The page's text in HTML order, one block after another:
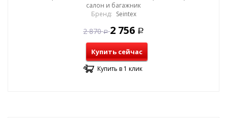
салон и багажник
Бренд: Seintex
2 870 Р 2 756 Р
Купить сейчас
Купить в 1 клик